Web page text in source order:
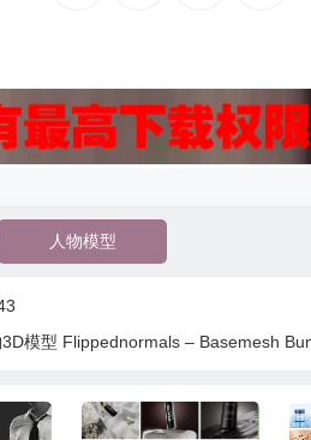
人物模型
模型 Flippednormals – Basemesh